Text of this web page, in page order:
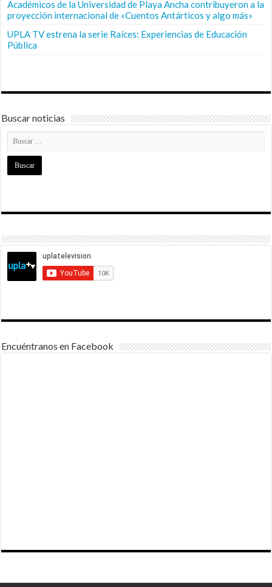
Académicos de la Universidad de Playa Ancha contribuyeron a la
proyección internacional de «Cuentos Antárticos y algo más»
UPLA TV estrena la serie Raíces: Experiencias de Educación
Pública
Buscar noticias
Encuéntranos en Facebook